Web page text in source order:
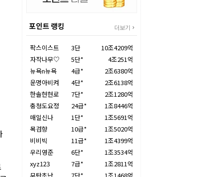
포인트 랭킹 더보기
팍스이스트 3단
10조4209억
자작나무♡
5단*
4조251억
뉴욕n뉴욕
4급*
2조6380억
운명아비켜
4단*
2조6138억
한솔현현로
7단*
2조1280억
충청도요정
24급*
1조8446억
매일신나
1단*
1조5691억
목검향
10급*
1조5020억
비비빅
11급*
1조4399억
우리영준
6단*
1조3534억
xyz123
7급*
1조2811억